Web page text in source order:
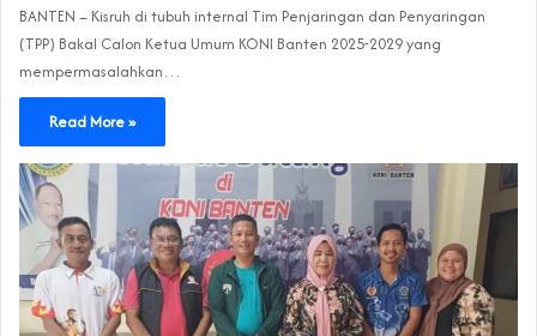
‎BANTEN – Kisruh di tubuh internal Tim Penjaringan dan Penyaringan
(TPP) Bakal Calon Ketua Umum KONI Banten 2025-2029 yang
mempermasalahkan…
Read More »